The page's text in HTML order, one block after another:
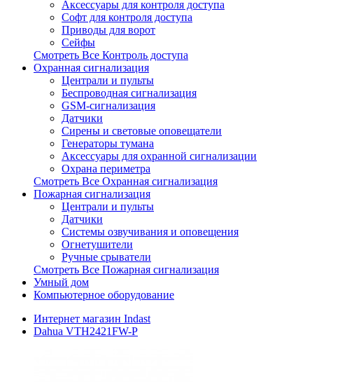
Аксессуары для контроля доступа
Софт для контроля доступа
Приводы для ворот
Сейфы
Смотреть Все Контроль доступа
Охранная сигнализация
Централи и пульты
Беспроводная сигнализация
GSM-сигнализация
Датчики
Сирены и световые оповещатели
Генераторы тумана
Аксессуары для охранной сигнализации
Охрана периметра
Смотреть Все Охранная сигнализация
Пожарная сигнализация
Централи и пульты
Датчики
Системы озвучивания и оповещения
Огнетушители
Ручные срыватели
Смотреть Все Пожарная сигнализация
Умный дом
Компьютерное оборудование
Интернет магазин Indast
Dahua VTH2421FW-P